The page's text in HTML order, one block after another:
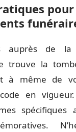
auprès de
trouve la
à même de
en
spécifiques